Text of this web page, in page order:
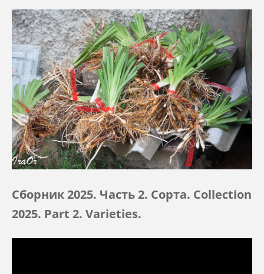
Сборник 2025. Часть 2. Сорта. Collection
2025. Part 2. Varieties.